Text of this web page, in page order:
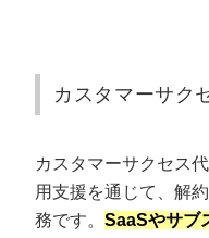
カスタマーサク
カスタマーサクセス
用支援を通じて、解
務です。 SaaSやサブ